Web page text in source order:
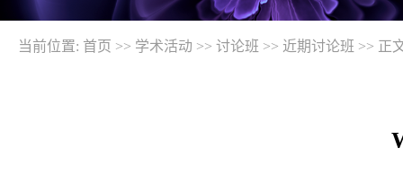
当前位置: 首页 >> 学术活动 >> 讨论班 >> 近期讨论班 >> 正